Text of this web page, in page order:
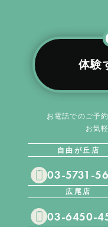
体験
お電話でのご予
お気
自由が丘店
03-5731-
広尾店
03-6450-